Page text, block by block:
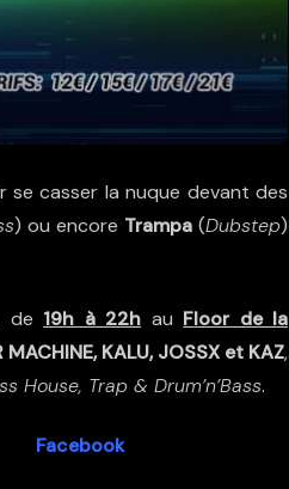
se casser la nuque devant des
) ou encore Trampa (Dubstep)
de 19h à 22h au Floor de la
MACHINE, KALU, JOSSX et KAZ,
House, Trap & Drum’n’Bass.
Facebook.